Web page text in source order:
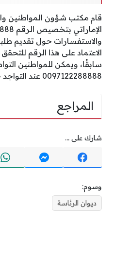
قام مكتب شؤون المواطنين
والاستفسارات حول تقديم
الاعتماد على هذا الرقم
سابقًا، ويمكن للمواطنين
0097122288888 عند التواجد خارج الأراضي الإماراتية.
المراجع
شارك على ...
وسوم:
ديوان الرئاسة